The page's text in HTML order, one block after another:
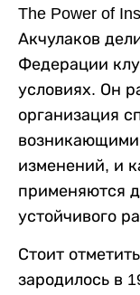
The Power of
Акчулаков
Федерации
условиях. Он
организация
возникающими
изменений, и
применяются
устойчивого
Стоит
зародилось в